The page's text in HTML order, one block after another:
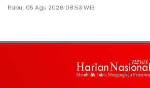
Rabu, 05 Agu 2026 08:53 WIB